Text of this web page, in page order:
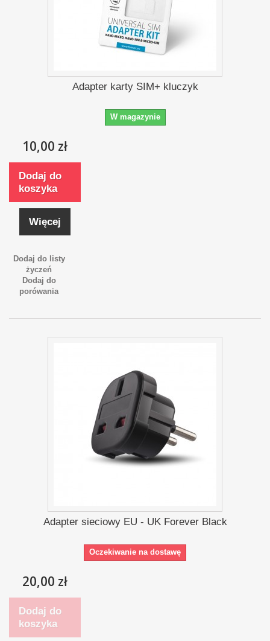
Adapter karty SIM+ kluczyk
W magazynie
10,00 zł
Dodaj do
koszyka
Więcej
Dodaj do listy
życzeń
Dodaj do
porówania
Adapter sieciowy EU - UK Forever Black
Oczekiwanie na dostawę
20,00 zł
Dodaj do
koszyka